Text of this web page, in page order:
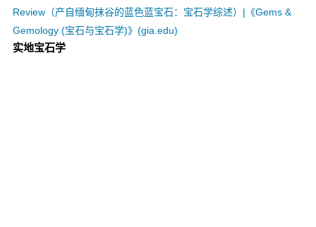
Review（产自缅甸抹谷的蓝色蓝宝石：宝石学综述）|《Gems &
Gemology (宝石与宝石学)》(gia.edu)
实地宝石学